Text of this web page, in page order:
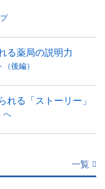
る薬局の説明力
後編）
る「ストーリー」
へ
一覧